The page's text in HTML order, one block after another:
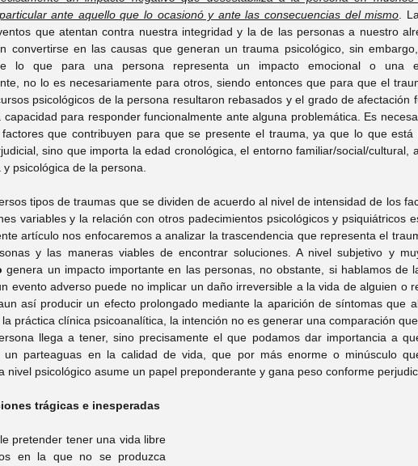
Psic. Carolina López Psic. Arturo Garay
Psic. Krysal Alonso Psic. Rocío Argüelles
Psic. Leticia Muñíz
ante aquello que lo ocasionó y ante las consecuencias del mismo .
que atentan contra nuestra integridad y la de las personas a nuestro
convertirse en las causas que generan un trauma psicológico, sin
lo que para una persona representa un impacto emocional o una
no lo es necesariamente para otros, siendo entonces que para que el
psicológicos de la persona resultaron rebasados y el grado de afectación
capacidad para responder funcionalmente ante alguna problemática. Es
que contribuyen para que se presente el trauma, ya que lo que
sino que importa la edad cronológica, el entorno familiar/social/cultural,
psicológica de la persona.
tipos de traumas que se dividen de acuerdo al nivel de intensidad de los
variables y la relación con otros padecimientos psicológicos y psiquiátricos
artículo nos enfocaremos a analizar la trascendencia que representa el
y las maneras viables de encontrar soluciones. A nivel subjetivo y
genera un impacto importante en las personas, no obstante, si hablamos de
evento adverso puede no implicar un daño irreversible a la vida de alguien o
así producir un efecto prolongado mediante la aparición de síntomas que
práctica clínica psicoanalítica, la intención no es generar una comparación
llega a tener, sino precisamente el que podamos dar importancia a
un parteaguas en la calidad de vida, que por más enorme o minúsculo
nivel psicológico asume un papel preponderante y gana peso conforme
trágicas e inesperadas
pretender tener una vida libre
en la que no se produzca